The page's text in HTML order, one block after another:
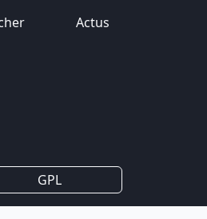
Actus
GPL